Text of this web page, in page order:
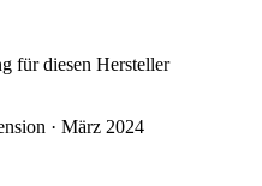
für diesen Hersteller
· März 2024